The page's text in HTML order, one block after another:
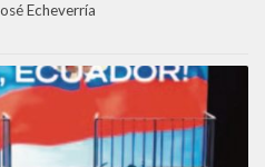
Echeverría